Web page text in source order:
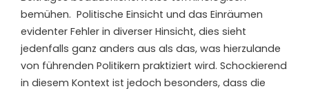
bemühen. Politische Einsicht und das Einräumen
evidenter Fehler in diverser Hinsicht, dies sieht
jedenfalls ganz anders aus als das, was hierzulande
von führenden Politikern praktiziert wird. Schockierend
in diesem Kontext ist jedoch besonders, dass die